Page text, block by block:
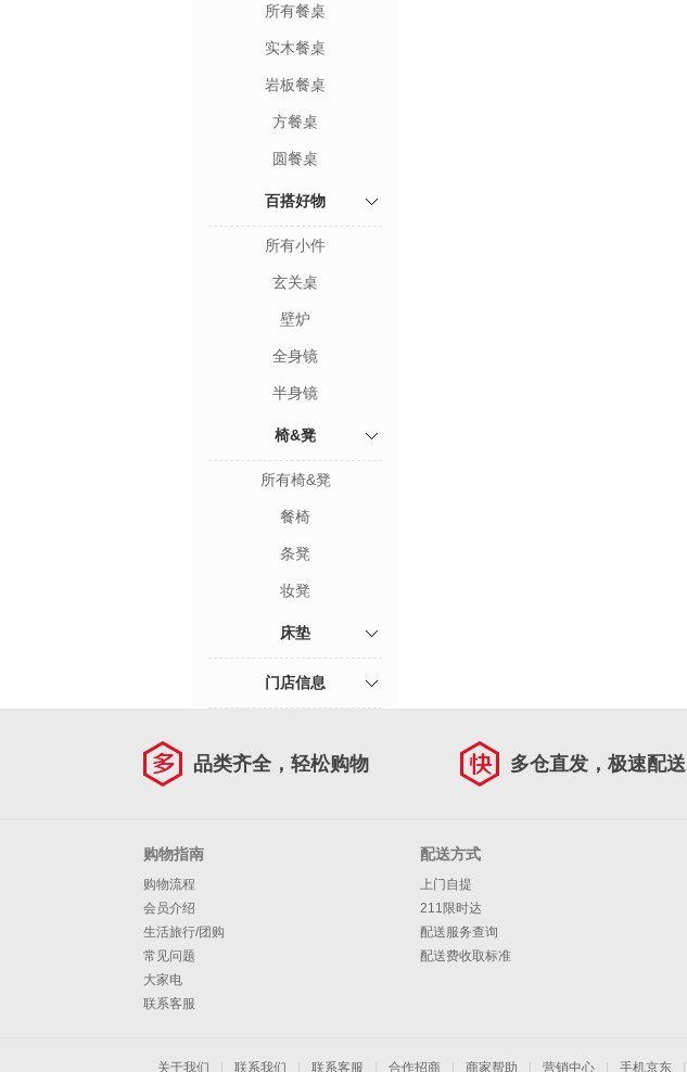
所有餐桌
实木餐桌
岩板餐桌
方餐桌
圆餐桌
百搭好物
所有小件
玄关桌
壁炉
全身镜
半身镜
椅&凳
所有椅&凳
餐椅
条凳
妆凳
床垫
门店信息
品类齐全，轻松购物 多仓直发，极速配送
购物指南
购物流程
会员介绍
生活旅行/团购
常见问题
大家电
联系客服
配送方式
上门自提
211限时达
配送服务查询
配送费收取标准
关于我们 联系我们 联系客服 合作招商 商家帮助 营销中心 手机京东